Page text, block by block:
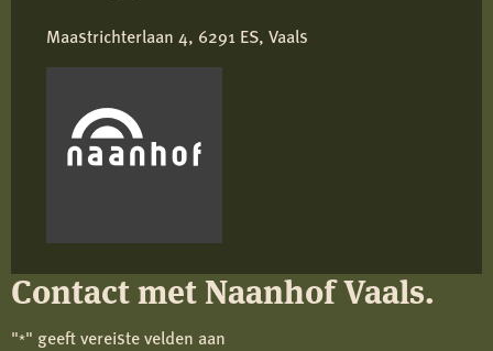
Maastrichterlaan 4, 6291 ES, Vaals
Contact met Naanhof Vaals.
"*" geeft vereiste velden aan